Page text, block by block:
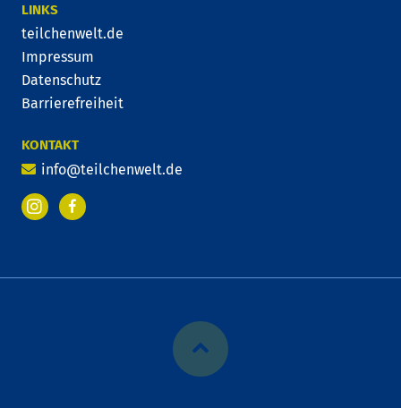
LINKS
teilchenwelt.de
Impressum
Datenschutz
Barrierefreiheit
KONTAKT
info@teilchenwelt.de
Instagram
Facebook
zurück